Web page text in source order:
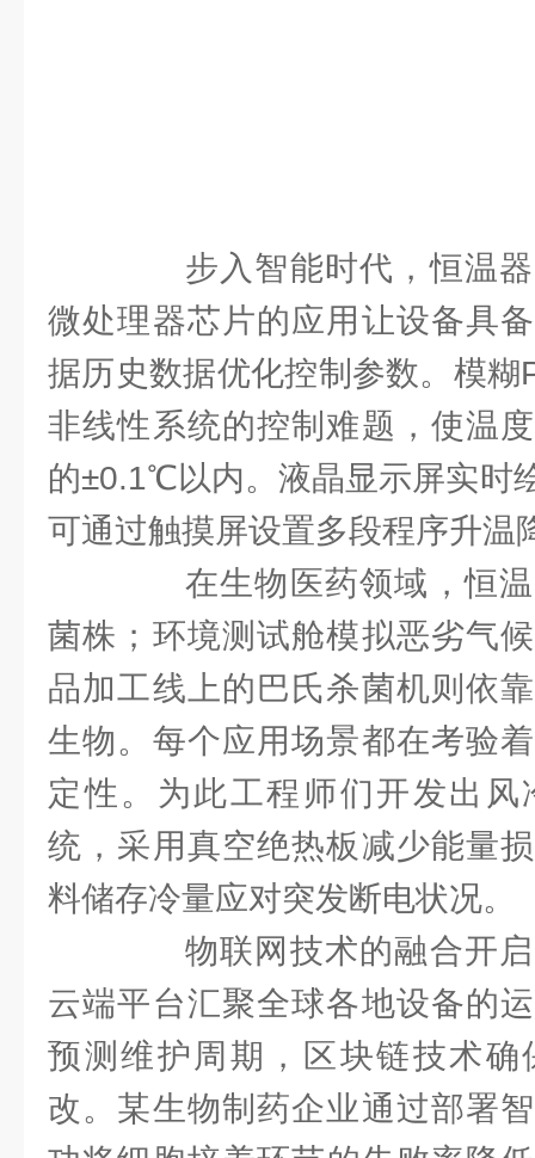
步入智能时代，恒温器
微处理器芯片的应用让设备具
据历史数据优化控制参数。模
非线性系统的控制难题，使温
的±0.1℃以内。液晶显示屏实时
可通过触摸屏设置多段程序升温
在生物医药领域，恒温
菌株；环境测试舱模拟恶劣气
品加工线上的巴氏杀菌机则依
生物。每个应用场景都在考验
定性。为此工程师们开发出
统，采用真空绝热板减少能量
料储存冷量应对突发断电状况。
物联网技术的融合开启
云端平台汇聚全球各地设备的
预测维护周期，区块链技术确
改。某生物制药企业通过部署